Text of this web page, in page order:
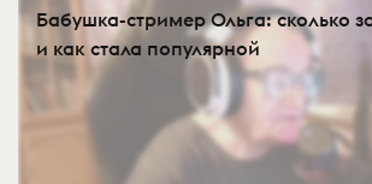
Бабушка-стример Ольга: сколько
и как стала популярной